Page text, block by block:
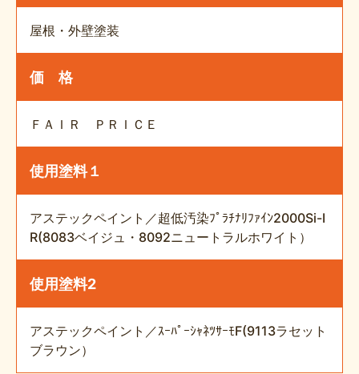
屋根・外壁塗装
価 格
ＦＡＩＲ ＰＲＩＣＥ
使用塗料１
アステックペイント／超低汚染ﾌﾟﾗﾁﾅﾘﾌｧｲﾝ2000Si-I
R(8083ベイジュ・8092ニュートラルホワイト）
使用塗料2
アステックペイント／ｽｰﾊﾟｰｼｬﾈﾂｻｰﾓF(9113ラセット
ブラウン）